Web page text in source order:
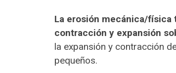
La erosión mecánica/física
contracción y expansión
la expansión y contracción
pequeños.